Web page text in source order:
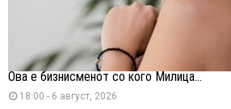
Ова е бизнисменот со кого Милица...
18:00 - 6 август, 2026